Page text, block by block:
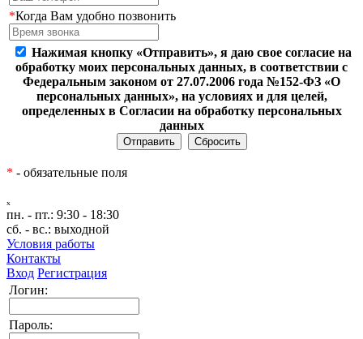
*Когда Вам удобно позвонить
Нажимая кнопку «Отправить», я даю свое согласие на
обработку моих персональных данных, в соответствии с
Федеральным законом от 27.07.2006 года №152-ФЗ «О
персональных данных», на условиях и для целей,
определенных в Согласии на обработку персональных
данных
* - обязательные поля
ₓ
пн. - пт.: 9:30 - 18:30
сб. - вс.: выходной
Условия работы
Контакты
Вход Регистрация
Логин:
Пароль: